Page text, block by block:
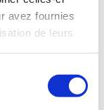
avez fournies
de leurs